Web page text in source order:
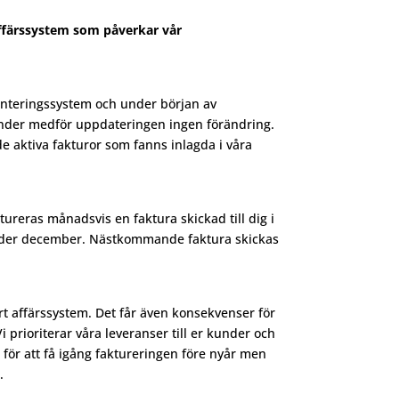
som påverkar vår
och under början av
medför uppdateringen ingen förändring.
aktiva fakturor som fanns inlagda i våra
månadsvis en faktura skickad till dig i
december. Nästkommande faktura skickas
Det får även konsekvenser för
prioriterar våra leveranser till er kunder och
att få igång faktureringen före nyår men